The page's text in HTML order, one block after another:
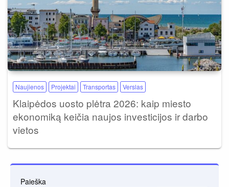
Naujienos Projektai Transportas Verslas
Klaipėdos uosto plėtra 2026: kaip miesto
ekonomiką keičia naujos investicijos ir darbo
vietos
Paieška